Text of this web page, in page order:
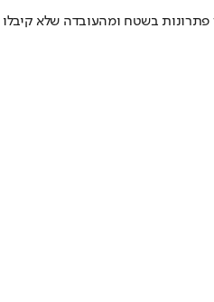
פתרונות בשטח ומהעובדה שלא